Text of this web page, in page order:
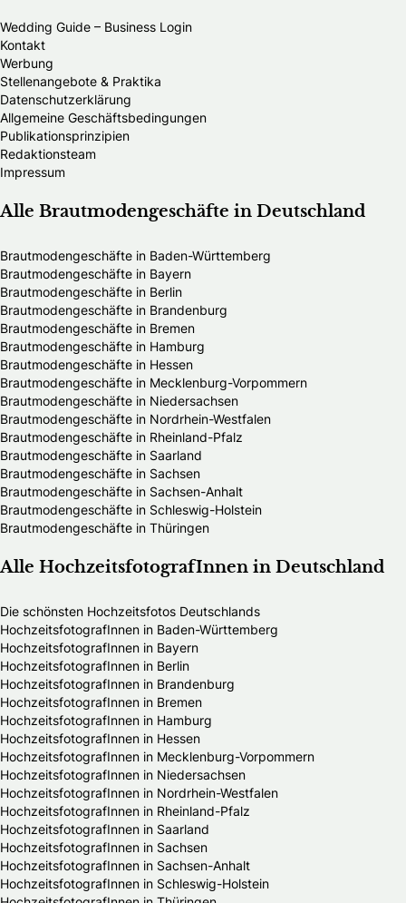
Wedding Guide – Business Login
Kontakt
Werbung
Stellenangebote & Praktika
Datenschutzerklärung
Allgemeine Geschäftsbedingungen
Publikationsprinzipien
Redaktionsteam
Impressum
Alle Brautmodengeschäfte in Deutschland
Brautmodengeschäfte in Baden-Württemberg
Brautmodengeschäfte in Bayern
Brautmodengeschäfte in Berlin
Brautmodengeschäfte in Brandenburg
Brautmodengeschäfte in Bremen
Brautmodengeschäfte in Hamburg
Brautmodengeschäfte in Hessen
Brautmodengeschäfte in Mecklenburg-Vorpommern
Brautmodengeschäfte in Niedersachsen
Brautmodengeschäfte in Nordrhein-Westfalen
Brautmodengeschäfte in Rheinland-Pfalz
Brautmodengeschäfte in Saarland
Brautmodengeschäfte in Sachsen
Brautmodengeschäfte in Sachsen-Anhalt
Brautmodengeschäfte in Schleswig-Holstein
Brautmodengeschäfte in Thüringen
Alle HochzeitsfotografInnen in Deutschland
Die schönsten Hochzeitsfotos Deutschlands
HochzeitsfotografInnen in Baden-Württemberg
HochzeitsfotografInnen in Bayern
HochzeitsfotografInnen in Berlin
HochzeitsfotografInnen in Brandenburg
HochzeitsfotografInnen in Bremen
HochzeitsfotografInnen in Hamburg
HochzeitsfotografInnen in Hessen
HochzeitsfotografInnen in Mecklenburg-Vorpommern
HochzeitsfotografInnen in Niedersachsen
HochzeitsfotografInnen in Nordrhein-Westfalen
HochzeitsfotografInnen in Rheinland-Pfalz
HochzeitsfotografInnen in Saarland
HochzeitsfotografInnen in Sachsen
HochzeitsfotografInnen in Sachsen-Anhalt
HochzeitsfotografInnen in Schleswig-Holstein